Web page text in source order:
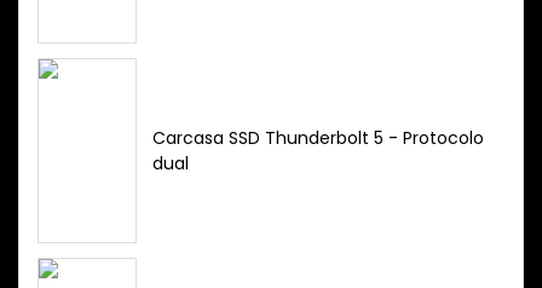
Carcasa SSD Thunderbolt 5 - Protocolo
dual